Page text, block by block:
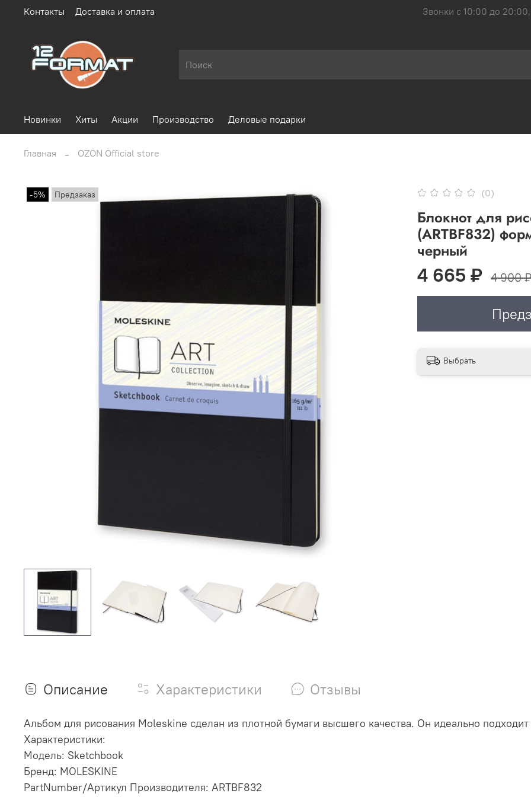
Контакты Доставка и оплата Звонки с 10:00 до 20:00,
Новинки Хиты Акции Производство Деловые подарки
Главная OZON Official store
-5% Предзаказ (0)
Блокнот для
(ARTBF832)
черный
4 665 ₽ 4 900 ₽
Выбрать
Описание Характеристики Отзывы
Альбом для рисования Moleskine сделан из плотной бумаги высшего качества. Он идеально
Характеристики:
Модель: Sketchbook
Бренд: MOLESKINE
PartNumber/Артикул Производителя: ARTBF832